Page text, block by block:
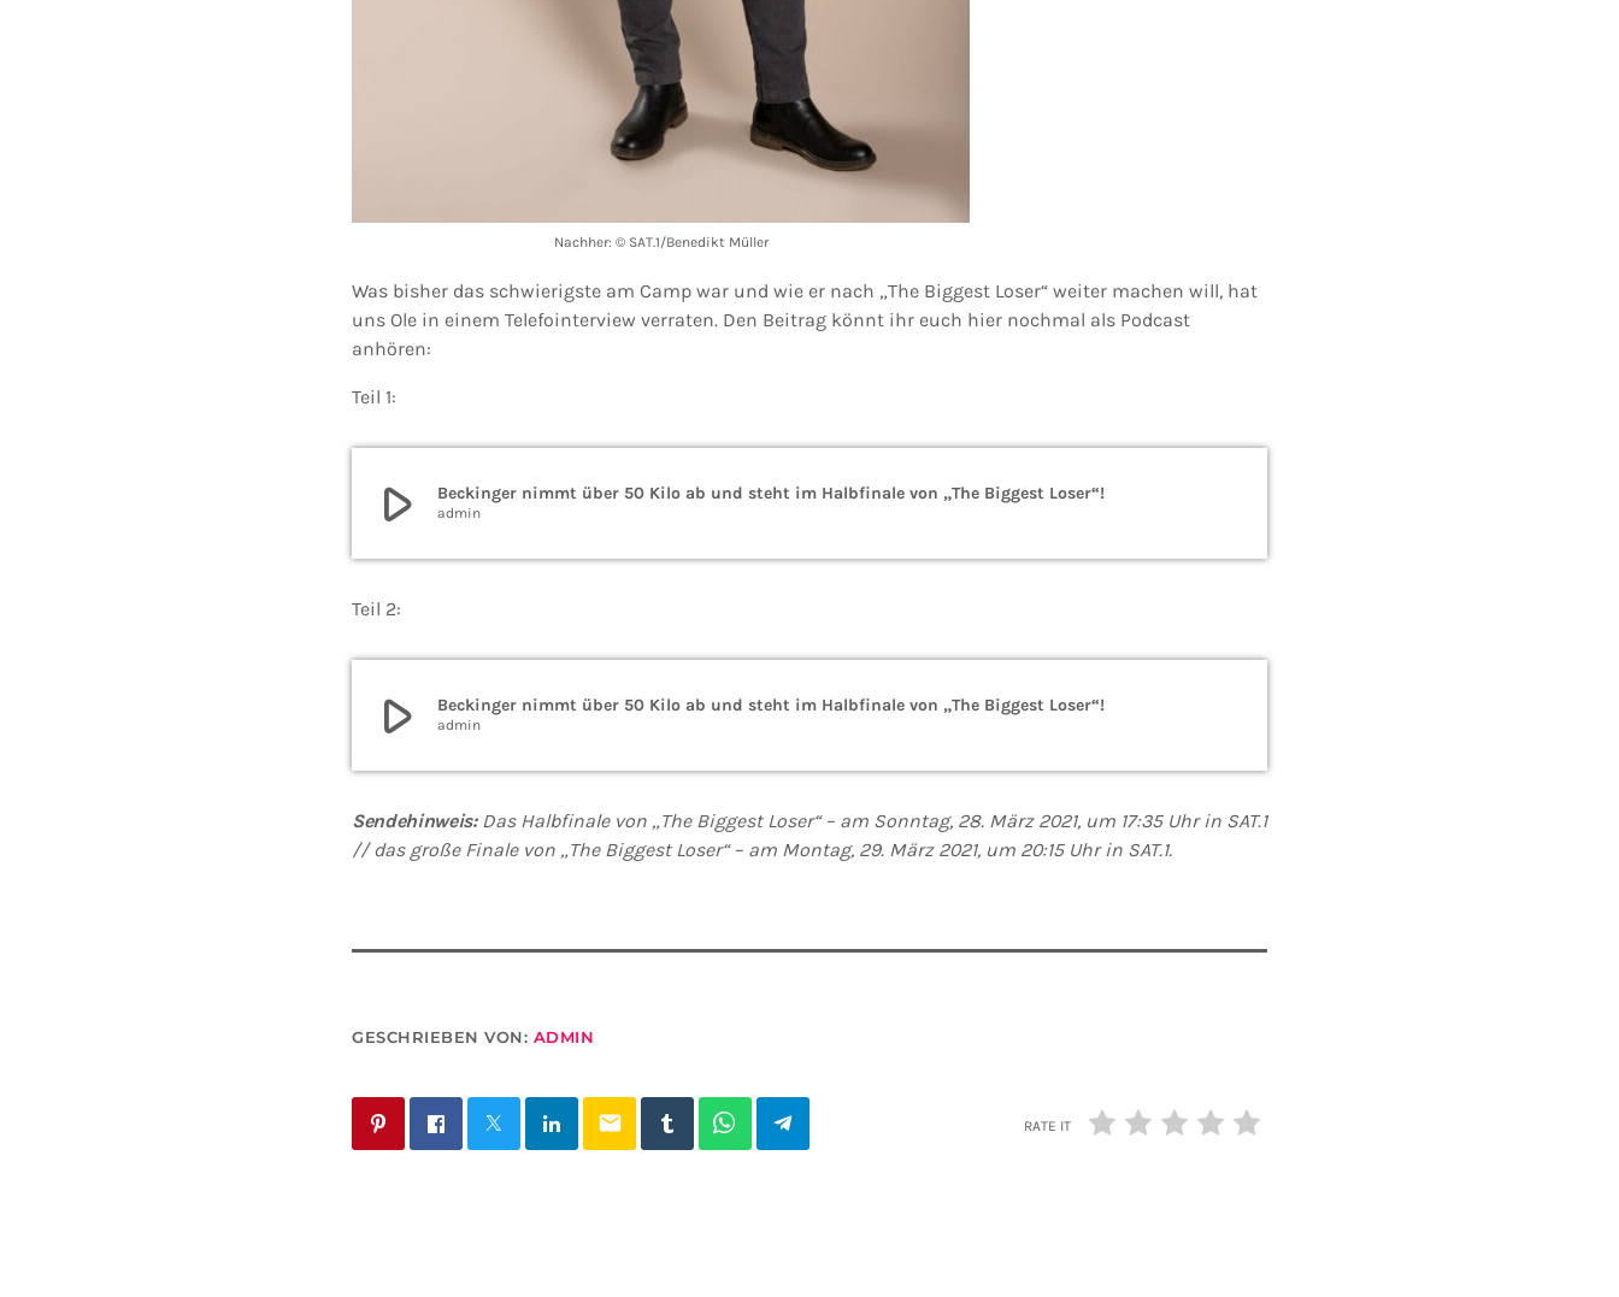
Nachher: © SAT.1/Benedikt Müller
Was bisher das schwierigste am Camp war und wie er nach „The Biggest Loser“ weiter machen will, hat
uns Ole in einem Telefointerview verraten. Den Beitrag könnt ihr euch hier nochmal als Podcast
anhören:
Teil 1:
play_arrow Beckinger nimmt über 50 Kilo ab und steht im Halbfinale von „The Biggest Loser“!
admin
Teil 2:
play_arrow Beckinger nimmt über 50 Kilo ab und steht im Halbfinale von „The Biggest Loser“!
admin
Sendehinweis:Das Halbfinale von „The Biggest Loser“ – am Sonntag, 28. März 2021, um 17:35 Uhr in SAT.1
// das große Finale von „The Biggest Loser“ – am Montag, 29. März 2021, um 20:15 Uhr in SAT.1.
GESCHRIEBEN VON: ADMIN
email RATE IT